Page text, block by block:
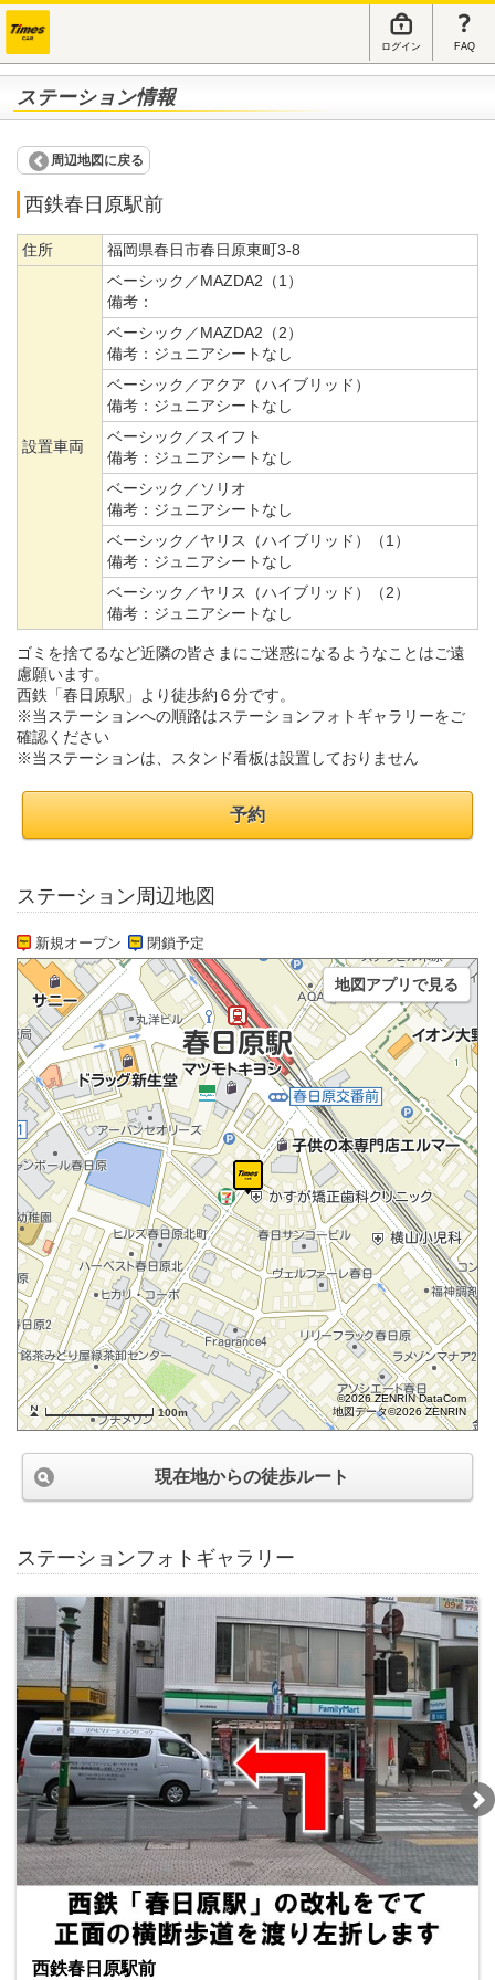
ログイン FAQ
ステーション情報
周辺地図に戻る
西鉄春日原駅前
住所 福岡県春日市春日原東町3-8
設置車両
ベーシック／MAZDA2（1）
備考：
ベーシック／MAZDA2（2）
備考： ジュニアシートなし
ベーシック／アクア（ハイブリッド）
備考： ジュニアシートなし
ベーシック／スイフト
備考： ジュニアシートなし
ベーシック／ソリオ
備考： ジュニアシートなし
ベーシック／ヤリス（ハイブリッド）（1）
備考： ジュニアシートなし
ベーシック／ヤリス（ハイブリッド）（2）
備考： ジュニアシートなし
ゴミを捨てるなど近隣の皆さまにご迷惑になるようなことはご遠
慮願います。
西鉄「春日原駅」より徒歩約６分です。
※当ステーションへの順路はステーションフォトギャラリーをご
確認ください
※当ステーションは、スタンド看板は設置しておりません
予約
ステーション周辺地図
新規オープン 閉鎖予定
100m
©2026 ZENRIN DataCom
地図データ©2026 ZENRIN
地図アプリで見る
現在地からの徒歩ルート
ステーションフォトギャラリー
西鉄春日原駅前